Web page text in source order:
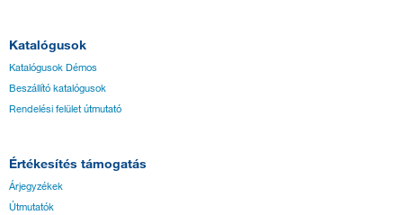
Katalógusok
Katalógusok Démos
Beszállító katalógusok
Rendelési felület útmutató
Értékesítés támogatás
Árjegyzékek
Útmutatók